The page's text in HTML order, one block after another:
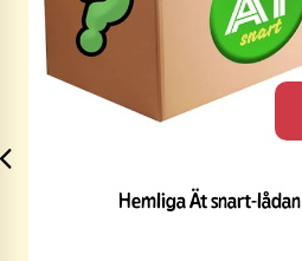
Hemliga Ät snart-lådan